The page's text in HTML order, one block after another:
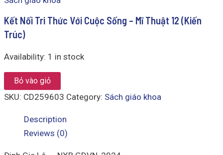
Kết Nối Tri Thức Với Cuộc Sống – Mĩ Thuật 12 (Kiến
Trúc)
Availability: 1 in stock
Bỏ vào giỏ
SKU: CD259603 Category: Sách giáo khoa
Description
Reviews (0)